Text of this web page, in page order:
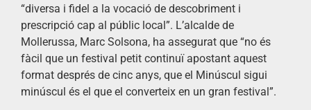
“diversa i fidel a la vocació de descobriment i
prescripció cap al públic local”. L’alcalde de
Mollerussa, Marc Solsona, ha assegurat que “no és
fàcil que un festival petit continuï apostant aquest
format després de cinc anys, que el Minúscul sigui
minúscul és el que el converteix en un gran festival”.